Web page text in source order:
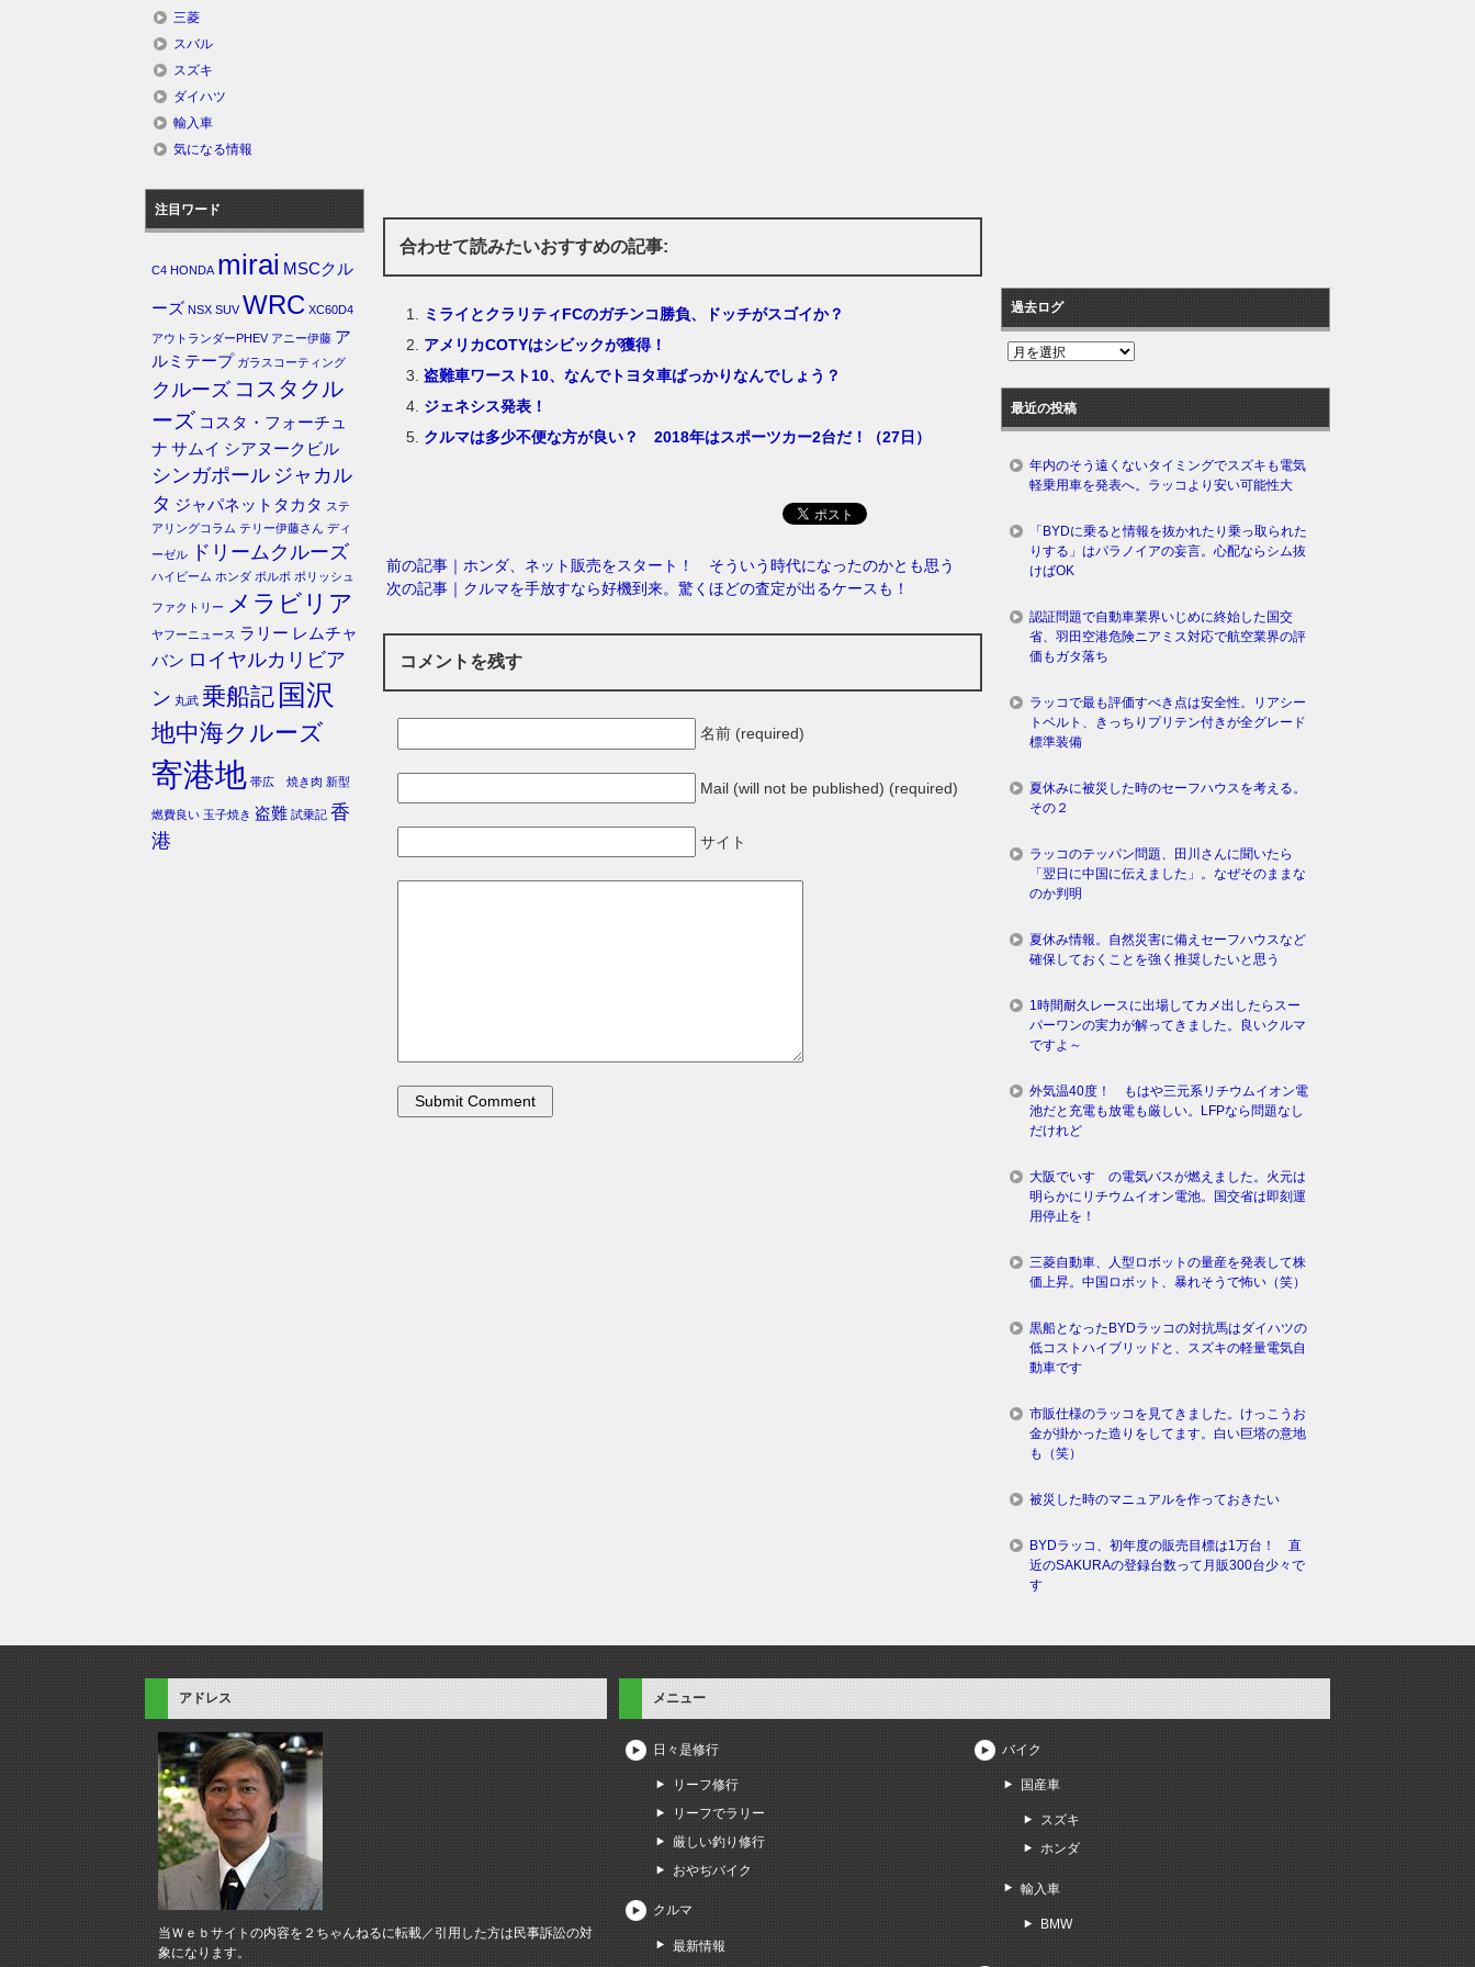
合わせて読みたいおすすめの記事:
ミライとクラリティFCのガチンコ勝負、ドッチがスゴイか？
アメリカCOTYはシビックが獲得！
盗難車ワースト10、なんでトヨタ車ばっかりなんでしょう？
ジェネシス発表！
クルマは多少不便な方が良い？ 2018年はスポーツカー2台だ！（27日）
前の記事｜ホンダ、ネット販売をスタート！ そういう時代になったのかとも思う
次の記事｜クルマを手放すなら好機到来。驚くほどの査定が出るケースも！
コメントを残す
名前 (required)
Mail (will not be published) (required)
サイト
三菱
スバル
スズキ
ダイハツ
輸入車
気になる情報
注目ワード
C4 HONDA mirai MSCクル
ーズ NSX SUV WRC XC60D4
アウトランダーPHEV アニー伊藤 ア
ルミテープ ガラスコーティング
クルーズ コスタクル
ーズ コスタ・フォーチュ
ナ サムイ シアヌークビル
シンガポール ジャカル
タ ジャパネットタカタ ステ
アリングコラム テリー伊藤さん ディ
ーゼル
ドリームクルーズ
ハイビーム ホンダ ボルボ ポリッシュ
ファクトリー メラビリア
ヤフーニュース ラリー レムチャ
バン ロイヤルカリビア
ン 丸武 乗船記 国沢
地中海クルーズ
寄港地 帯広 焼き肉 新型
燃費良い 玉子焼き 盗難 試乗記 香
港
過去ログ
過
ロ
グ
最近の投稿
年内のそう遠くないタイミングでスズキも電気
軽乗用車を発表へ。ラッコより安い可能性大
「BYDに乗ると情報を抜かれたり乗っ取られた
りする」はパラノイアの妄言。心配ならシム抜
けばOK
認証問題で自動車業界いじめに終始した国交
省、羽田空港危険ニアミス対応で航空業界の評
価もガタ落ち
ラッコで最も評価すべき点は安全性。リアシー
トベルト、きっちりプリテン付きが全グレード
標準装備
夏休みに被災した時のセーフハウスを考える。
その２
ラッコのテッパン問題、田川さんに聞いたら
「翌日に中国に伝えました」。なぜそのままな
のか判明
夏休み情報。自然災害に備えセーフハウスなど
確保しておくことを強く推奨したいと思う
1時間耐久レースに出場してカメ出したらスー
パーワンの実力が解ってきました。良いクルマ
ですよ～
外気温40度！ もはや三元系リチウムイオン電
池だと充電も放電も厳しい。LFPなら問題なし
だけれど
大阪でいすゞの電気バスが燃えました。火元は
明らかにリチウムイオン電池。国交省は即刻運
用停止を！
三菱自動車、人型ロボットの量産を発表して株
価上昇。中国ロボット、暴れそうで怖い（笑）
黒船となったBYDラッコの対抗馬はダイハツの
低コストハイブリッドと、スズキの軽量電気自
動車です
市販仕様のラッコを見てきました。けっこうお
金が掛かった造りをしてます。白い巨塔の意地
も（笑）
被災した時のマニュアルを作っておきたい
BYDラッコ、初年度の販売目標は1万台！ 直
近のSAKURAの登録台数って月販300台少々で
す
アドレス
当Ｗｅｂサイトの内容を２ちゃんねるに転載／引用した方は民事訴訟の対
象になります。
メニュー
日々是修行
リーフ修行
リーフでラリー
厳しい釣り修行
おやぢバイク
クルマ
最新情報
バイク
国産車
スズキ
ホンダ
輸入車
BMW